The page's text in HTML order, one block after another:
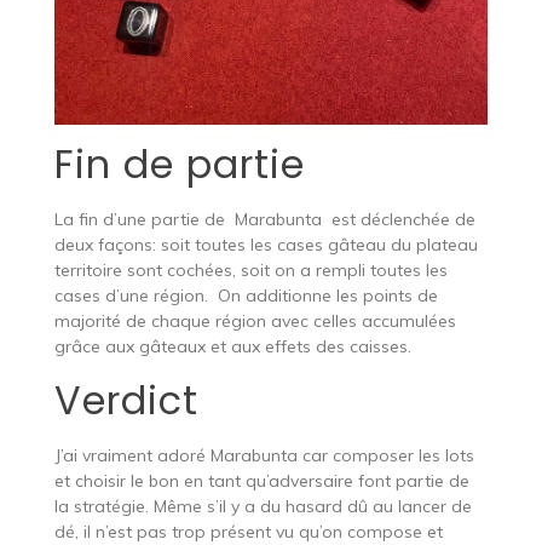
Fin de partie
La fin d’une partie de Marabunta est déclenchée de
deux façons: soit toutes les cases gâteau du plateau
territoire sont cochées, soit on a rempli toutes les
cases d’une région. On additionne les points de
majorité de chaque région avec celles accumulées
grâce aux gâteaux et aux effets des caisses.
Verdict
J’ai vraiment adoré Marabunta car composer les lots
et choisir le bon en tant qu’adversaire font partie de
la stratégie. Même s’il y a du hasard dû au lancer de
dé, il n’est pas trop présent vu qu’on compose et